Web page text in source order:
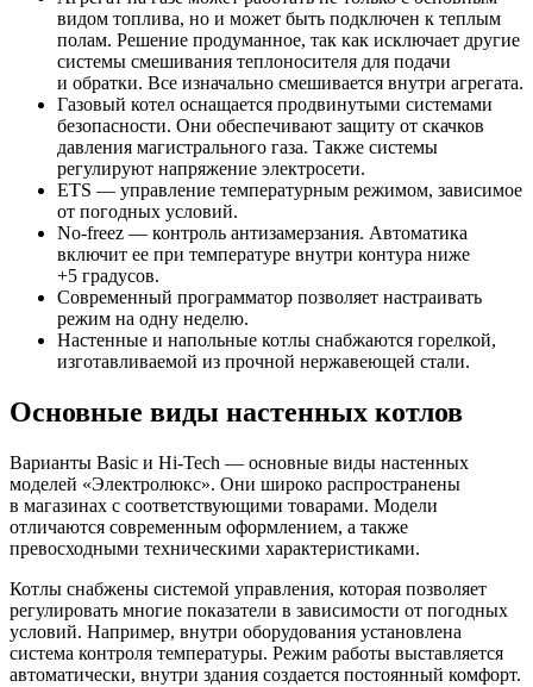
видом топлива, но и может быть подключен к теплым
полам. Решение продуманное, так как исключает другие
системы смешивания теплоносителя для подачи
и обратки. Все изначально смешивается внутри агрегата.
Газовый котел оснащается продвинутыми системами
безопасности. Они обеспечивают защиту от скачков
давления магистрального газа. Также системы
регулируют напряжение электросети.
ETS — управление температурным режимом, зависимое
от погодных условий.
No-freez — контроль антизамерзания. Автоматика
включит ее при температуре внутри контура ниже
+5 градусов.
Современный программатор позволяет настраивать
режим на одну неделю.
Настенные и напольные котлы снабжаются горелкой,
изготавливаемой из прочной нержавеющей стали.
Основные виды настенных котлов
Варианты Basic и Hi-Tech — основные виды настенных
моделей «Электролюкс». Они широко распространены
в магазинах с соответствующими товарами. Модели
отличаются современным оформлением, а также
превосходными техническими характеристиками.
Котлы снабжены системой управления, которая позволяет
регулировать многие показатели в зависимости от погодных
условий. Например, внутри оборудования установлена
система контроля температуры. Режим работы выставляется
автоматически, внутри здания создается постоянный комфорт.